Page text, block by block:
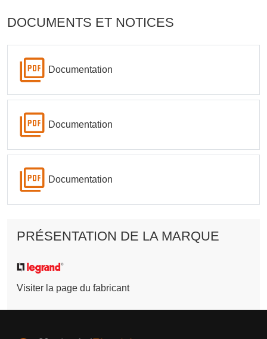
DOCUMENTS ET NOTICES
Documentation
Documentation
Documentation
PRÉSENTATION DE LA MARQUE
Visiter la page du fabricant